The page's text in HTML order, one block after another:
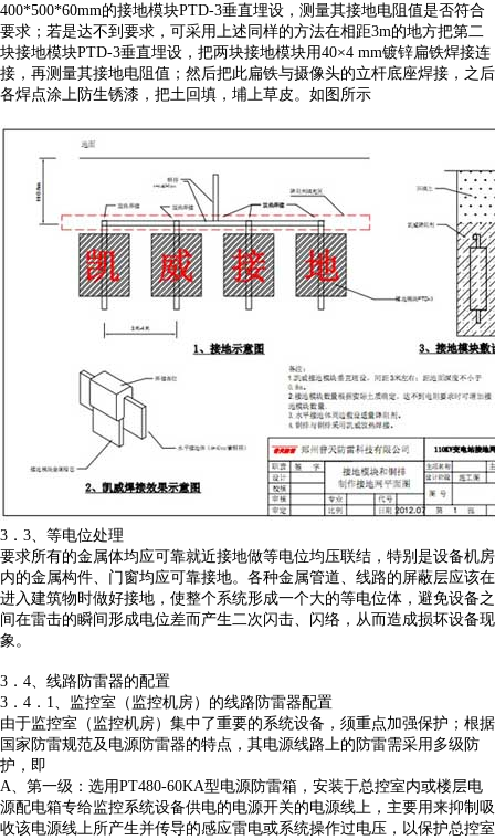
400*500*60mm的接地模块PTD-3垂直埋设，测量其接地电阻值是否符合
要求；若是达不到要求，可采用上述同样的方法在相距3m的地方把第二
块接地模块PTD-3垂直埋设，把两块接地模块用40×4 mm镀锌扁铁焊接连
接，再测量其接地电阻值；然后把此扁铁与摄像头的立杆底座焊接，之后
各焊点涂上防生锈漆，把土回填，埔上草皮。如图所示
3．3、等电位处理
要求所有的金属体均应可靠就近接地做等电位均压联结，特别是设备机房
内的金属构件、门窗均应可靠接地。各种金属管道、线路的屏蔽层应该在
进入建筑物时做好接地，使整个系统形成一个大的等电位体，避免设备之
间在雷击的瞬间形成电位差而产生二次闪击、闪络，从而造成损坏设备现
象。
3．4、线路防雷器的配置
3．4．1、监控室（监控机房）的线路防雷器配置
由于监控室（监控机房）集中了重要的系统设备，须重点加强保护；根据
国家防雷规范及电源防雷器的特点，其电源线路上的防雷需采用多级防
护，即
A、第一级：选用PT480-60KA型电源防雷箱，安装于总控室内或楼层电
源配电箱专给监控系统设备供电的电源开关的电源线上，主要用来抑制吸
收该电源线上所产生并传导的感应雷电或系统操作过电压，以保护总控室